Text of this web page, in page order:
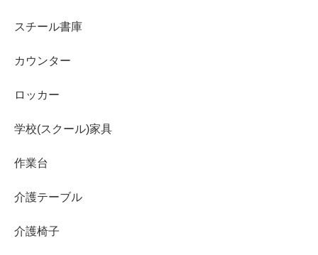
スチール書庫
カウンター
ロッカー
学校(スクール)家具
作業台
介護テーブル
介護椅子